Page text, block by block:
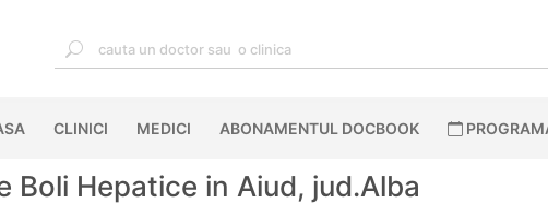
(CURRENT)
CLINICI MEDICI ABONAMENTUL DOCBOOK
Boli Hepatice in Aiud, jud.Alba